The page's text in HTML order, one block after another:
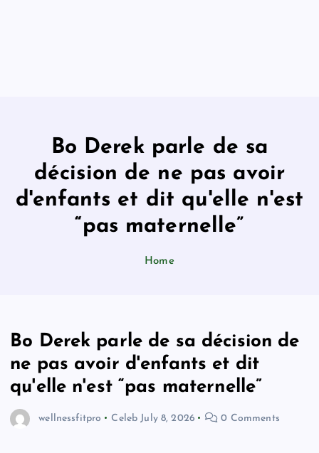
Bo Derek parle de sa
décision de ne pas avoir
d'enfants et dit qu'elle n'est
“pas maternelle”
Home
Bo Derek parle de sa décision de
ne pas avoir d'enfants et dit
qu'elle n'est “pas maternelle”
wellnessfitpro Celeb July 8, 2026 0 Comments